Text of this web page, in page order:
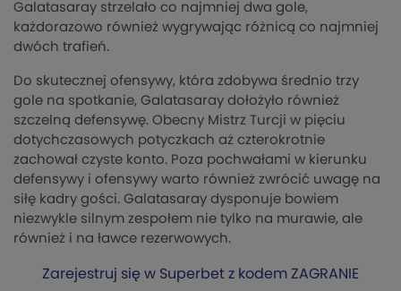
Galatasaray strzelało co najmniej dwa gole,
każdorazowo również wygrywając różnicą co najmniej
dwóch trafień.
Do skutecznej ofensywy, która zdobywa średnio trzy
gole na spotkanie, Galatasaray dołożyło również
szczelną defensywę. Obecny Mistrz Turcji w pięciu
dotychczasowych potyczkach aż czterokrotnie
zachował czyste konto. Poza pochwałami w kierunku
defensywy i ofensywy warto również zwrócić uwagę na
siłę kadry gości. Galatasaray dysponuje bowiem
niezwykle silnym zespołem nie tylko na murawie, ale
również i na ławce rezerwowych.
Zarejestruj się w Superbet z kodem ZAGRANIE